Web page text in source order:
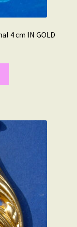
4 cm IN GOLD